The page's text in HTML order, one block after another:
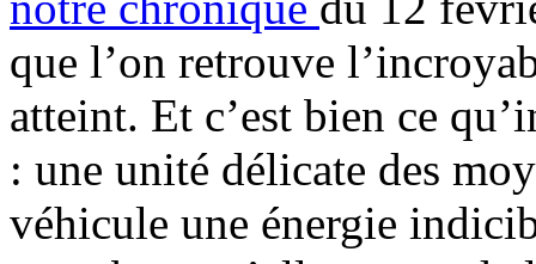
que l’on retrouve
atteint. Et c’est bien ce
: une unité délicate des
véhicule une énergie